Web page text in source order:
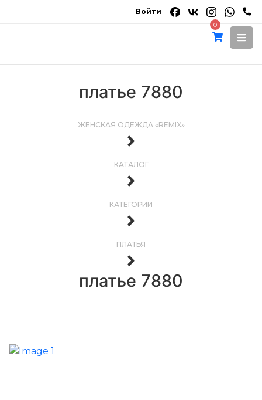
Войти
0
платье 7880
ЖЕНСКАЯ ОДЕЖДА «REMIX»
КАТАЛОГ
КАТЕГОРИИ
ПЛАТЬЯ
платье 7880